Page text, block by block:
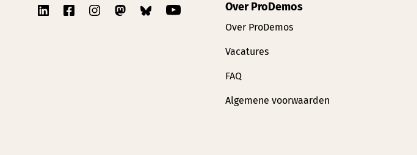
Over ProDemos
Over ProDemos
Vacatures
FAQ
Algemene voorwaarden